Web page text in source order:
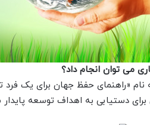
می توان انجام داد؟
«راهنمای حفظ جهان برای یک فرد
دستیابی به اهداف توسعه پایدار